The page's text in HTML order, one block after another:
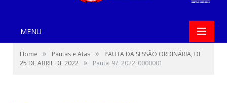
MENU
Home » Pautas e Atas »
PAUTA DA SESSÃO ORDINÁRIA, DE
25 DE ABRIL DE 2022 » Pauta_97_2022_0000001